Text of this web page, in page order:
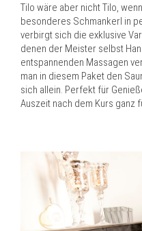
Tilo wäre aber nicht Tilo,
besonderes Schmankerl in
verbirgt sich die exklusive
denen der Meister selbst
entspannenden Massagen
man in diesem Paket den
sich allein. Perfekt für
Auszeit nach dem Kurs ganz